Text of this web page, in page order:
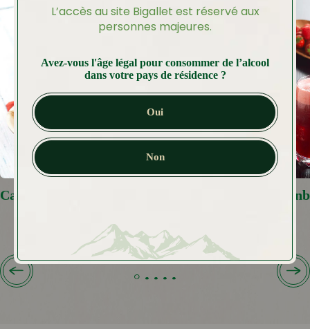
L’accès au site Bigallet est réservé aux
personnes majeures.
Avez-vous l'âge légal pour consommer de l’alcool
dans votre pays de résidence ?
Oui
Non
Caviar de fruits rouges
Mocktail